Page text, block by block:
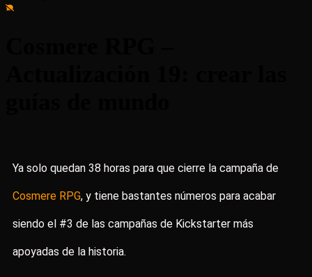
Ya solo quedan 38 horas para que cierre la campaña de
Cosmere RPG, y tiene bastantes números para acabar
siendo el #3 de las campañas de Kickstarter más
apoyadas de la historia.